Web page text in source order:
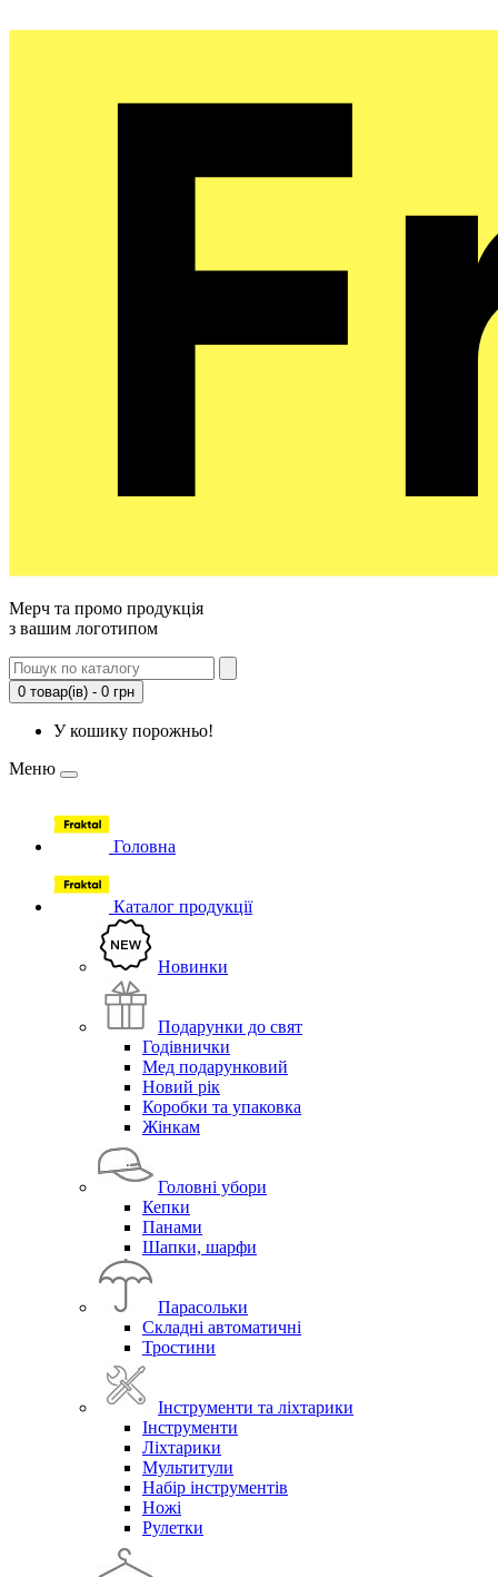
Мерч та промо продукція
з вашим логотипом
0 товар(ів) - 0 грн
У кошику порожньо!
Меню
Головна
Каталог продукції
Новинки
Подарунки до свят
Годівнички
Мед подарунковий
Новий рік
Коробки та упаковка
Жінкам
Головні убори
Кепки
Панами
Шапки, шарфи
Парасольки
Складні автоматичні
Тростини
Інструменти та ліхтарики
Інструменти
Ліхтарики
Мультитули
Набір інструментів
Ножі
Рулетки